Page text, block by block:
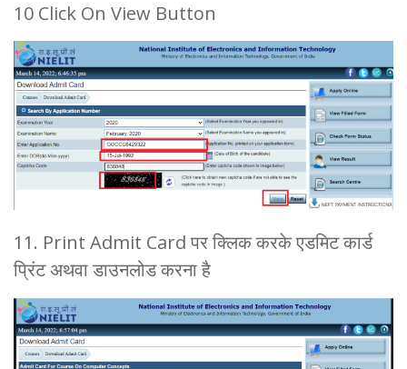
10 Click On View Button
11. Print Admit Card पर क्लिक करके एडमिट कार्ड
प्रिंट अथवा डाउनलोड करना है